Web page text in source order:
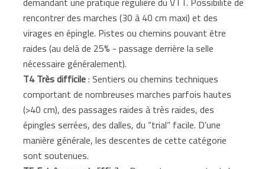
rencontrer des marches (30 à 40 cm maxi) et des
virages en épingle. Pistes ou chemins pouvant être
raides (au delà de 25% - passage derrière la selle
nécessaire généralement).
T4 Très difficile: Sentiers ou chemins techniques
comportant de nombreuses marches parfois hautes
(>40 cm), des passages raides à très raides, des
épingles serrées, des dalles, du “trial” facile. D’une
manière générale, les descentes de cette catégorie
sont soutenues.